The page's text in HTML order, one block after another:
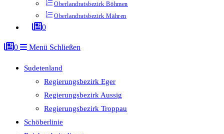
Oberlandratsbezirk Böhmen
Oberlandratsbezirk Mähren
0
0 Menü Schließen
Sudetenland
Regierungsbezirk Eger
Regierungsbezirk Aussig
Regierungsbezirk Troppau
Schöberlinie